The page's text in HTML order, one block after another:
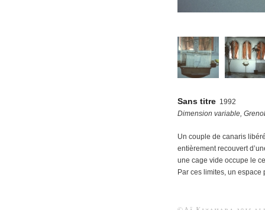
Sans titre 1992
Dimension variable,
Un couple de canaris
entièrement recouvert
une cage vide occupe le
Par ces limites, un espace